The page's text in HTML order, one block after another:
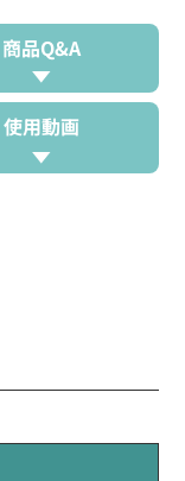
商品Q&A
使用動画